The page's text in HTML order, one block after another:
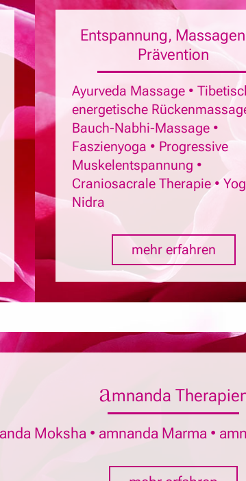
Entspannung,
Prävention
Ayurveda Massage •
energetische
Bauch-Nabhi-Massage •
Faszienyoga • Progressive
Muskelentspannung •
Craniosacrale Therapie •
Nidra
mehr erfahren
amnanda
Moksha • amnanda Marma •